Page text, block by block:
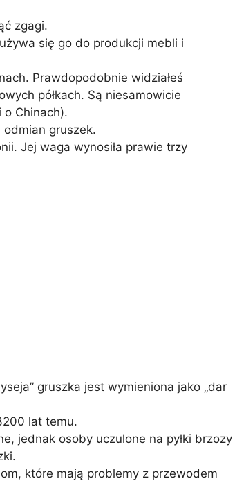
zgagi.
się go do produkcji mebli i
Prawdopodobnie widziałeś
półkach. Są niesamowicie
Chinach).
gruszek.
Jej waga wynosiła prawie trzy
gruszka jest wymieniona jako „dar
lat temu.
jednak osoby uczulone na pyłki brzozy
które mają problemy z przewodem